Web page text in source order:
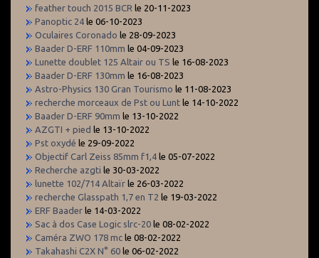
feather touch 2015 BCR le 20-11-2023
Panoptic 24 le 06-10-2023
Oculaires Coronado le 28-09-2023
Baader D-ERF 110mm le 04-09-2023
Lunette doublet 125 Altair ou TS le 16-08-2023
Baader D-ERF 130mm le 16-08-2023
Astro-Physics 130 Gran Tourismo le 11-08-2023
recherche morceaux de Pst ou Lunt le 14-10-2022
Baader D-ERF 90mm le 13-10-2022
AZGTI + pied le 13-10-2022
Pst oxydé le 29-09-2022
Objectif Carl Zeiss 85mm f1,4 le 05-07-2022
Recherche azgti le 30-03-2022
lunette 102/714 Altaïr le 26-03-2022
recherche Glasspath 1,7 en T2 le 19-03-2022
ERF Baader le 14-03-2022
Sac à dos Case Logic slrc-20 le 08-02-2022
Caméra ZWO 178 mc le 08-02-2022
Takahashi C2X N° 60 le 06-02-2022